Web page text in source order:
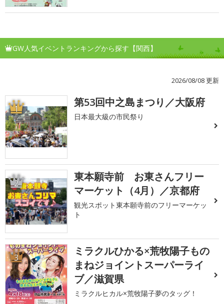
GW人気イベントランキングから探す【関西】
2026/08/08 更新
1 第53回中之島まつり／大阪府
日本最大級の市民祭り
2
東本願寺前 お東さんフリー
マーケット（4月）／京都府
観光スポット東本願寺前のフリーマーケッ
ト
3
ミラクルひかる×荒牧陽子もの
まねジョイントスーパーライ
ブ／滋賀県
ミラクルヒカル×荒牧陽子夢のタッグ！